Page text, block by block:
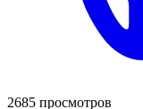
2685 просмотров